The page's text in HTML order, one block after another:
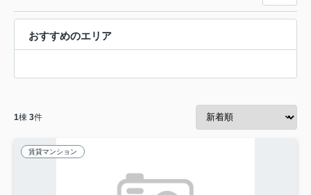
おすすめのエリア
1棟 3件
賃貸マンション